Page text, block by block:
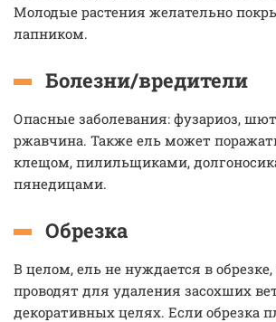
Молодые растения желательно
лапником.
Болезни/вредители
Опасные заболевания: фузариоз,
ржавчина. Также ель может
клещом, пилильщиками,
пянедицами.
Обрезка
В целом, ель не нуждается в обрезке,
проводят для удаления засохших
декоративных целях. Если обрезка